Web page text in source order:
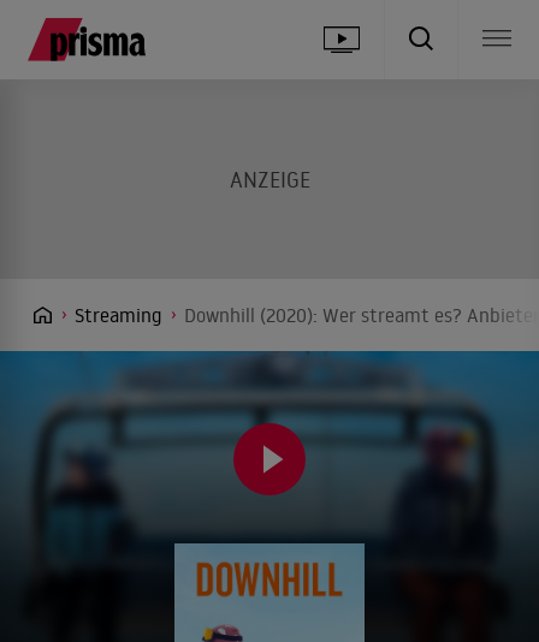
Streaming Downhill (2020): Wer streamt es?